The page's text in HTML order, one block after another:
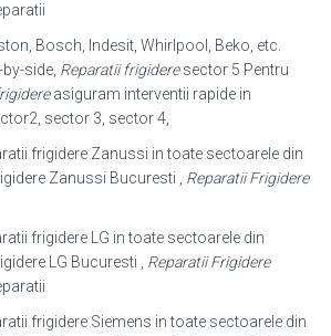
Bosch, Indesit, Whirlpool, Beko, etc.
side, Reparatii frigideresector 5 Pentru
asiguram interventii rapide in
sector 3, sector 4,
frigidere Zanussi in toate sectoarele din
Zanussi Bucuresti , Reparatii Frigidere
frigidere LG in toate sectoarele din
LG Bucuresti , Reparatii Frigidere
frigidere Siemens in toate sectoarele din